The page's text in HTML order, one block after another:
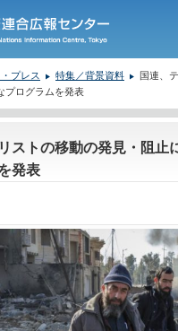
プレス 特集／背景資料
国連、
プログラムを発表
ストの移動の発見・阻止
発表